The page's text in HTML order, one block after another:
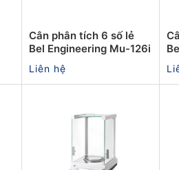
Cân phân tích 6 số lẻ
Bel Engineering Mu-126i
Liên hệ